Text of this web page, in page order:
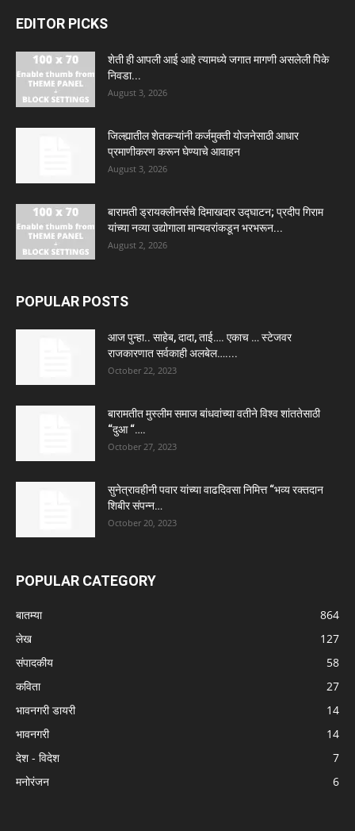
EDITOR PICKS
शेती ही आपली आई आहे त्यामध्ये जगात मागणी असलेली पिके
निवडा...
August 3, 2026
जिल्ह्यातील शेतकऱ्यांनी कर्जमुक्ती योजनेसाठी आधार
प्रमाणीकरण करून घेण्याचे आवाहन
August 3, 2026
बारामती ड्रायक्लीनर्सचे दिमाखदार उद्घाटन; प्रदीप गिराम
यांच्या नव्या उद्योगाला मान्यवरांकडून भरभरून...
August 2, 2026
POPULAR POSTS
आज पुन्हा.. साहेब, दादा, ताई…. एकाच … स्टेजवर
राजकारणात सर्वकाही अलबेल…....
October 22, 2023
बारामतीत मुस्लीम समाज बांधवांच्या वतीने विश्व शांततेसाठी
“दुआ “….
October 27, 2023
सुनेत्रावहीनी पवार यांच्या वाढदिवसा निमित्त “भव्य रक्तदान
शिबीर संपन्न…
October 20, 2023
POPULAR CATEGORY
बातम्या
864
लेख
127
संपादकीय
58
कविता
27
भावनगरी डायरी
14
भावनगरी
14
देश - विदेश
7
मनोरंजन
6